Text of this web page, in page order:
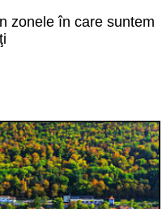
zonele în care suntem